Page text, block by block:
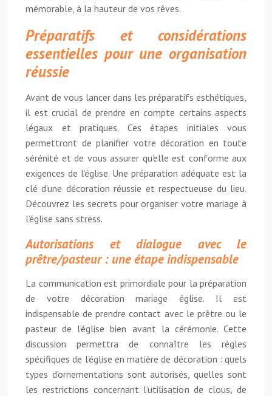
mémorable, à la hauteur de vos rêves.
Préparatifs et considérations
essentielles pour une organisation
réussie
Avant de vous lancer dans les préparatifs esthétiques,
il est crucial de prendre en compte certains aspects
légaux et pratiques. Ces étapes initiales vous
permettront de planifier votre décoration en toute
sérénité et de vous assurer qu’elle est conforme aux
exigences de l’église. Une préparation adéquate est la
clé d’une décoration réussie et respectueuse du lieu.
Découvrez les secrets pour organiser votre mariage à
l’église sans stress.
Autorisations et dialogue avec le
prêtre/pasteur : une étape indispensable
La communication est primordiale pour la préparation
de votre décoration mariage église. Il est
indispensable de prendre contact avec le prêtre ou le
pasteur de l’église bien avant la cérémonie. Cette
discussion permettra de connaître les règles
spécifiques de l’église en matière de décoration : quels
types d’ornementations sont autorisés, quelles sont
les restrictions concernant l’utilisation de clous, de